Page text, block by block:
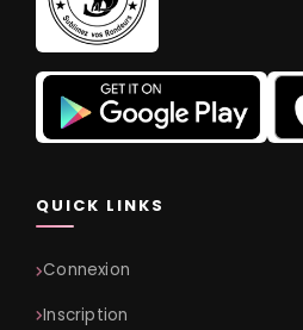
QUICK LINKS
Connexion
Inscription